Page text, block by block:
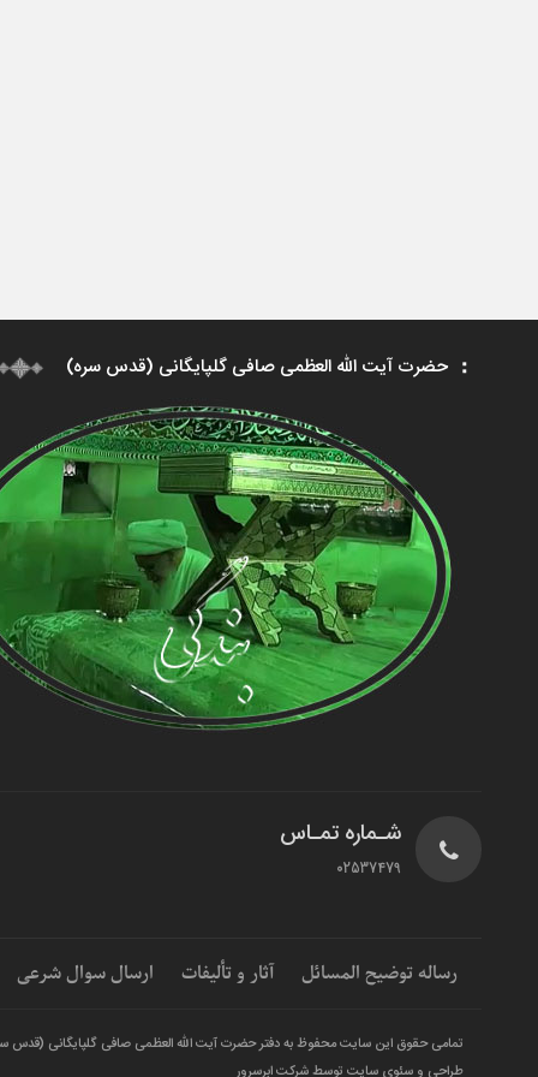
حضرت آیت الله العظمی صافی گلپایگانی (قدس سره)
شـماره تمـاس
02537479
رساله توضیح المسائل آثار و تألیفات ارسال سوال شرعی
تمامی حقوق این سایت محفوظ به دفتر حضرت آیت الله العظمی صافی گلپایگانی (قدس
طراحی و سئوی سایت توسط شرکت ابرسرور